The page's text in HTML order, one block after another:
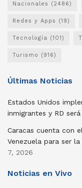
Nacionales (2486)
Redes y Apps (19)
Tecnología (101)
Turismo (916)
Últimas Noticias
Estados Unidos
inmigrantes y RD
Caracas cuenta con
Venezuela para ser
7, 2026
Noticias en Vivo